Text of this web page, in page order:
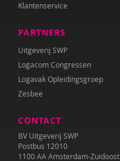
Fanny Cattenstart
Margriet Chorus
Lieve Claeys
Wilmie Colbers
Leony Coppens
Ietje Corman
Klantenservice
PARTNERS
Uitgeverij SWP
Logacom Congressen
Logavak Opleidingsgroep
Zesbee
CONTACT
BV Uitgeverij SWP
Postbus 12010
1100 AA Amsterdam-Zuidoost